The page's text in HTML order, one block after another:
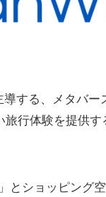
する、メタバー
行体験を提供
とショッピング